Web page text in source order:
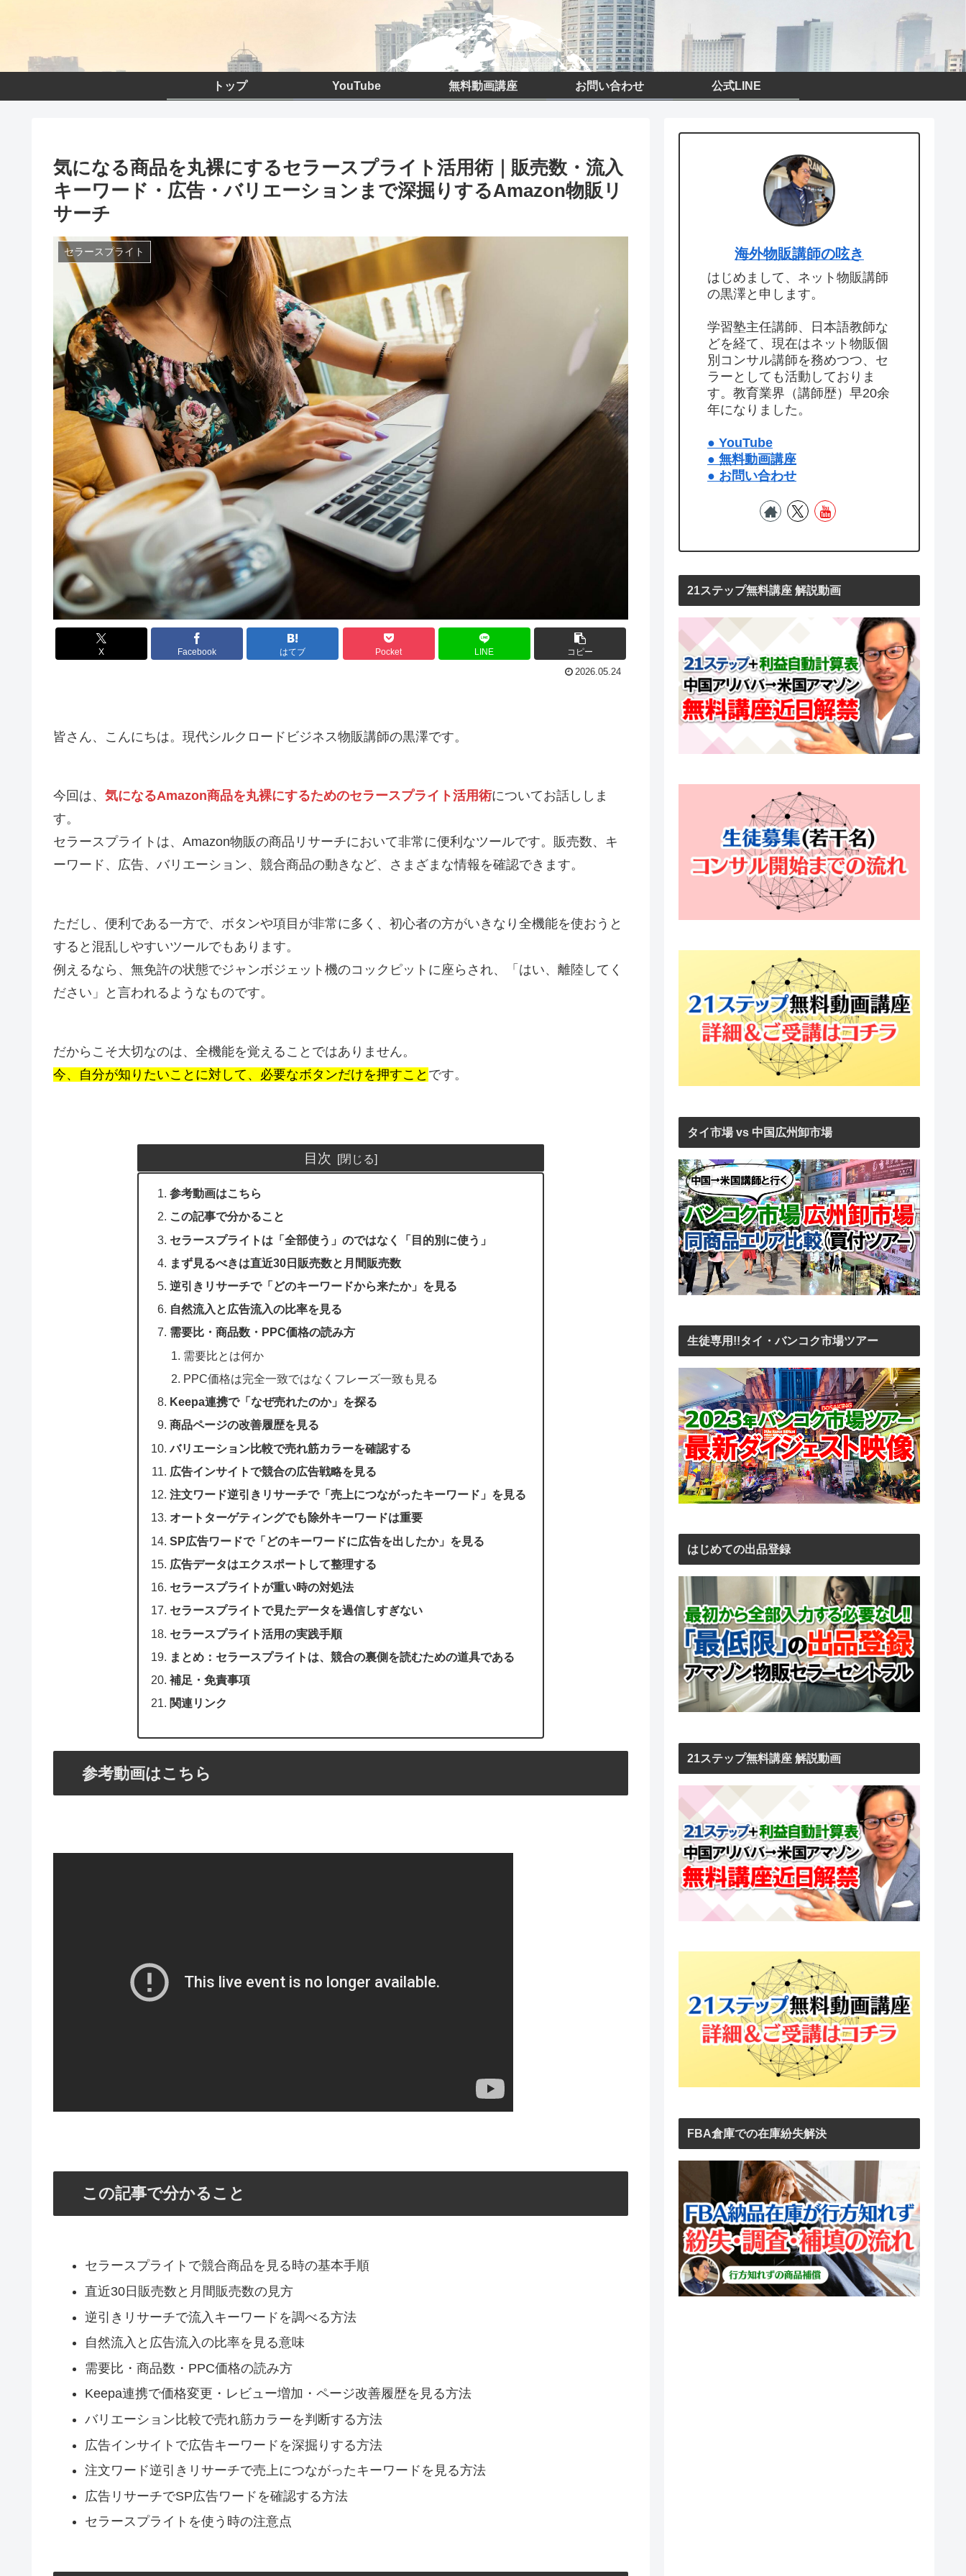
トップ YouTube 無料動画講座 お問い合わせ 公式LINE
気になる商品を丸裸にするセラースプライト活用術｜販売数・流入
キーワード・広告・バリエーションまで深掘りするAmazon物販リ
サーチ
セラースプライト
X Facebook はてブ Pocket LINE コピー
2026.05.24
皆さん、こんにちは。現代シルクロードビジネス物販講師の黒澤です。
今回は、 気になるAmazon商品を丸裸にするためのセラースプライト活用術についてお話ししま
す。
セラースプライトは、Amazon物販の商品リサーチにおいて非常に便利なツールです。販売数、キ
ーワード、広告、バリエーション、競合商品の動きなど、さまざまな情報を確認できます。
ただし、便利である一方で、ボタンや項目が非常に多く、初心者の方がいきなり全機能を使おうと
すると混乱しやすいツールでもあります。
例えるなら、無免許の状態でジャンボジェット機のコックピットに座らされ、「はい、離陸してく
ださい」と言われるようなものです。
だからこそ大切なのは、全機能を覚えることではありません。
今、自分が知りたいことに対して、必要なボタンだけを押すこと です。
目次
参考動画はこちら
この記事で分かること
セラースプライトは「全部使う」のではなく「目的別に使う」
まず見るべきは直近30日販売数と月間販売数
逆引きリサーチで「どのキーワードから来たか」を見る
自然流入と広告流入の比率を見る
需要比・商品数・PPC価格の読み方
需要比とは何か
PPC価格は完全一致ではなくフレーズ一致も見る
Keepa連携で「なぜ売れたのか」を探る
商品ページの改善履歴を見る
バリエーション比較で売れ筋カラーを確認する
広告インサイトで競合の広告戦略を見る
注文ワード逆引きリサーチで「売上につながったキーワード」を見る
オートターゲティングでも除外キーワードは重要
SP広告ワードで「どのキーワードに広告を出したか」を見る
広告データはエクスポートして整理する
セラースプライトが重い時の対処法
セラースプライトで見たデータを過信しすぎない
セラースプライト活用の実践手順
まとめ：セラースプライトは、競合の裏側を読むための道具である
補足・免責事項
関連リンク
参考動画はこちら
この記事で分かること
セラースプライトで競合商品を見る時の基本手順
直近30日販売数と月間販売数の見方
逆引きリサーチで流入キーワードを調べる方法
自然流入と広告流入の比率を見る意味
需要比・商品数・PPC価格の読み方
Keepa連携で価格変更・レビュー増加・ページ改善履歴を見る方法
バリエーション比較で売れ筋カラーを判断する方法
広告インサイトで広告キーワードを深掘りする方法
注文ワード逆引きリサーチで売上につながったキーワードを見る方法
広告リサーチでSP広告ワードを確認する方法
セラースプライトを使う時の注意点
海外物販講師の呟き
はじめまして、ネット物販講師
の黒澤と申します。
学習塾主任講師、日本語教師な
どを経て、現在はネット物販個
別コンサル講師を務めつつ、セ
ラーとしても活動しておりま
す。教育業界（講師歴）早20余
年になりました。
● YouTube
● 無料動画講座
● お問い合わせ
21ステップ無料講座 解説動画
タイ市場 vs 中国広州卸市場
生徒専用!!タイ・バンコク市場ツアー
はじめての出品登録
21ステップ無料講座 解説動画
FBA倉庫での在庫紛失解決